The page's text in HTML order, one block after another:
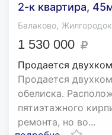
2-к квартира,
Балаково, Жилгородок
1 530 000
Продается
Продается
обелиска.
пятиэтажного
ремонта, но во...